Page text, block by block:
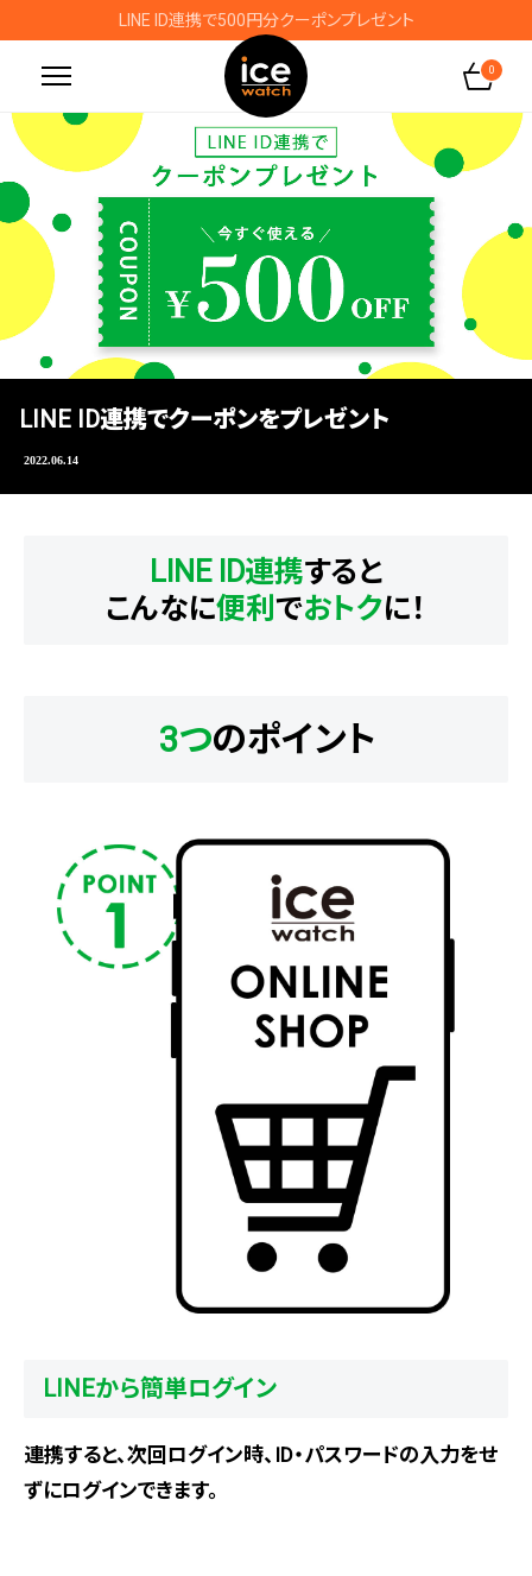
LINE ID連携で500円分クーポンプレゼント
0
LINE ID連携でクーポンをプレゼント
2022.06.14
LINE ID連携すると
こんなに便利でおトクに！
3つのポイント
LINEから簡単ログイン
連携すると、次回ログイン時、ID・パスワードの入力をせ
ずにログインできます。